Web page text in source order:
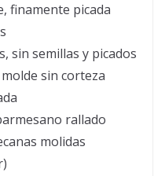
finamente picada
sin semillas y picados
sin corteza
rallado
molidas